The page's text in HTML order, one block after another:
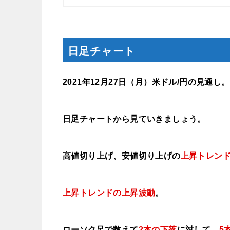
日足チャート
2021年12月27 日（月 ）米ドル/円の見通し。
日足チャートから見ていきましょう。
高値切り上げ、安値切り上げの 上昇トレンド
上昇トレンドの上昇波動。